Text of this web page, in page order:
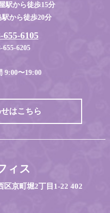
駅から徒歩15分
駅から徒歩20分
6105
655-6205
9:00〜19:00
はこちら
ィス
区京町堀2丁目1-22 402